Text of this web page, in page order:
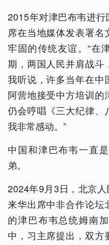
2015年对津巴布韦进
席在当地媒体发表署名
牢固的传统友谊。“在
期，两国人民并肩战斗
我听说，许多当年在中
阿营地接受中方培训的
仍会哼唱《三大纪律、
我非常感动。”
中国和津巴布韦一直
弟。
2024年9月3日，北京
来华出席中非合作论坛
的津巴布韦总统姆南
中，习主席提出，双方